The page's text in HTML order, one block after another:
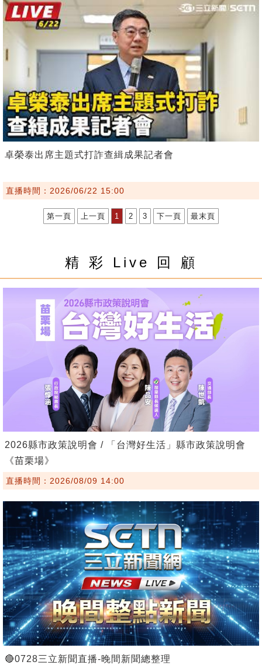
卓榮泰出席主題式打詐查緝成果記者會
直播時間：2026/06/22 15:00
第一頁 上一頁 1 2 3 下一頁 最末頁
精 彩 Live 回 顧
2026縣市政策說明會 / 「台灣好生活」縣市政策說明會
《苗栗場》
直播時間：2026/08/09 14:00
🔴0728三立新聞直播-晚間新聞總整理